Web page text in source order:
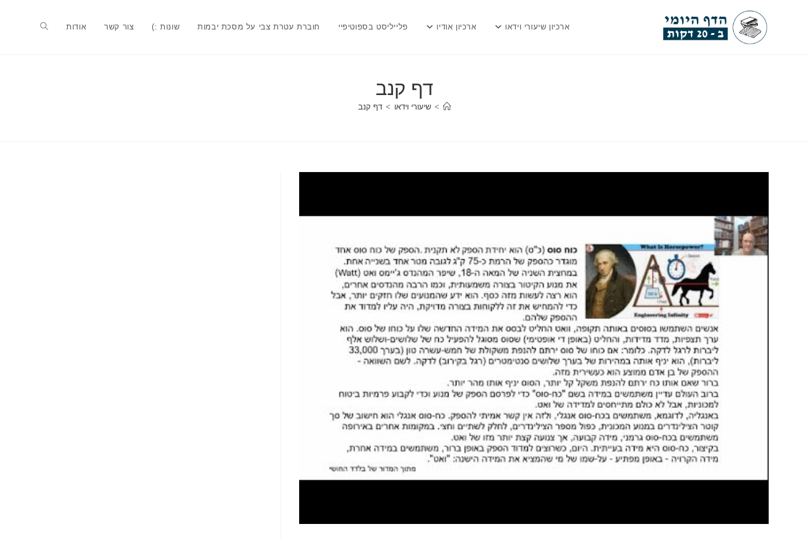
ארכיון שיעורי וידאו ארכיון אודיו פלייליסט בספוטיפיי חוברת עטרת צבי על מסכת יבמות שונות :) צור קשר אודות Toggle
דף קנב
> שיעורי וידאו > דף קנב